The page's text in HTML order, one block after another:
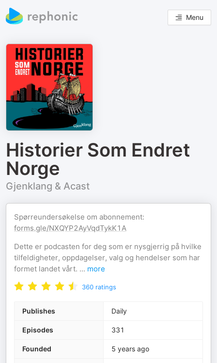
Menu
Historier Som Endret
Norge
Gjenklang & Acast
Spørreundersøkelse om abonnement:
forms.gle/NXQYP2AyVqdTykK1A
Dette er podcasten for deg som er nysgjerrig på hvilke
tilfeldigheter, oppdagelser, valg og hendelser som har
formet landet vårt. ... more
360 ratings
Publishes Daily
Episodes 331
Founded 5 years ago